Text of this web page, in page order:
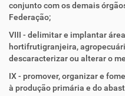
conjunto com os demais
Federação;
VIII - delimitar e implantar
hortifrutigranjeira,
descaracterizar ou alterar o
IX - promover, organizar e
à produção primária e do